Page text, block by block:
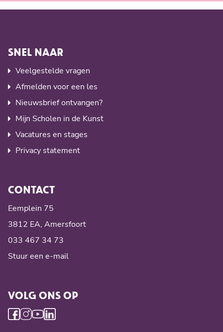
SNEL NAAR
Veelgestelde vragen
Afmelden voor een les
Nieuwsbrief ontvangen?
Mijn Scholen in de Kunst
Vacatures en stages
Privacy statement
CONTACT
Eemplein 75
3812 EA, Amersfoort
033 467 34 73
Stuur een e-mail
VOLG ONS OP